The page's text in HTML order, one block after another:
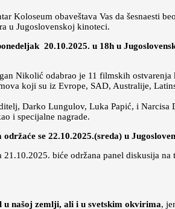
Koloseum obaveštava Vas da šesnaesti
u Jugoslovenskoj kinoteci.
20.10.2025. u 18h u
Nikolić odabrao je 11 filmskih
koji su iz Evrope, SAD, Australije,
Darko Lungulov, Luka Papić, i
i specijalne nagrade.
održaće se 22.10.2025.(sreda) u
biće održana panel diskusija na
u našoj zemlji, ali i u svetskim okvirima,